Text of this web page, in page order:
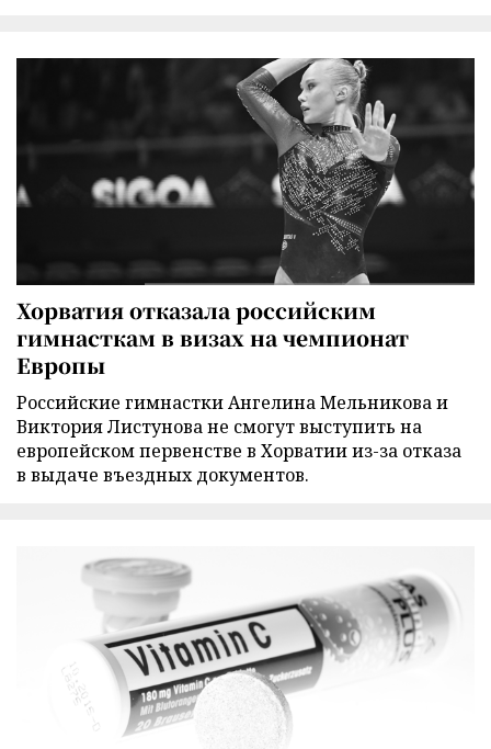
Хорватия отказала российским
гимнасткам в визах на чемпионат
Европы
Российские гимнастки Ангелина Мельникова и
Виктория Листунова не смогут выступить на
европейском первенстве в Хорватии из-за отказа
в выдаче въездных документов.